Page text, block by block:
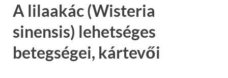
A lilaakác (Wisteria
sinensis) lehetséges
betegségei, kártevői